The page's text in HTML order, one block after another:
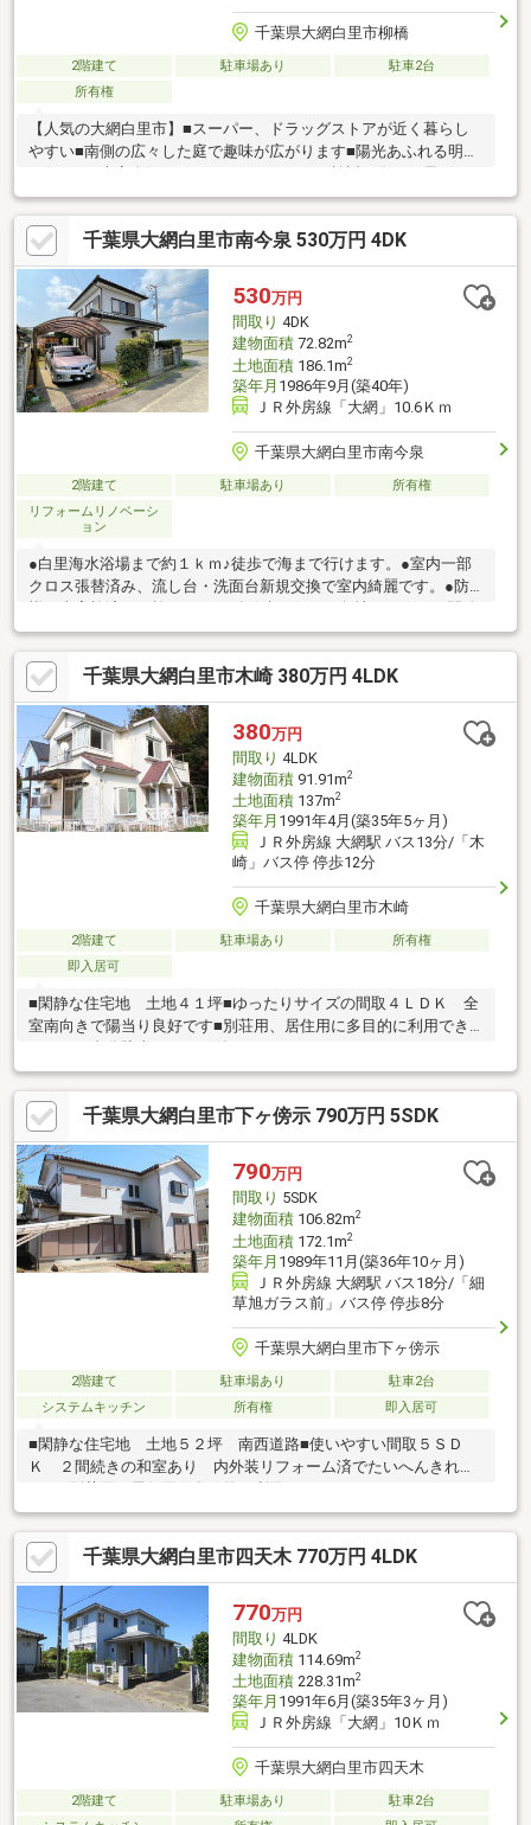
千葉県大網白里市柳橋
2階建て 駐車場あり
駐車2台
所有権
【人気の大網白里市】■スーパー、ドラッグストアが近く暮らし
やすい■南側の広々した庭で趣味が広がります■陽光あふれる明る
い住まい■大変人気のあるエリアのため、ご検討の際はお早めが
おすすめです
千葉県大網白里市南今泉 530万円 4DK
530万円
間取り 4DK
建物面積72.82m2
土地面積186.1m2
築年月 1986年9月(築40年)
ＪＲ外房線「大網」10.6Ｋｍ
千葉県大網白里市南今泉
2階建て 駐車場あり
所有権
リフォームリノベーシ
ョン
●白里海水浴場まで約１ｋｍ♪徒歩で海まで行けます。●室内一部
クロス張替済み、流し台・洗面台新規交換で室内綺麗です。●防
感があり、風通し・日当たりの良い住環境です。●自然豊かな住
環境で、週末をゆったり過ごす別荘としてはもちろん、 永住
の住まいとしてもおすすめの物件です。お気軽にお問い合わせく
ださい
千葉県大網白里市木崎 380万円 4LDK
380万円
間取り 4LDK
建物面積91.91m2
土地面積137m2
築年月 1991年4月(築35年5ヶ月)
ＪＲ外房線 大網駅 バス13分/「木
崎」バス停 停歩12分
千葉県大網白里市木崎
2階建て 駐車場あり
所有権
即入居可
■閑静な住宅地 土地４１坪■ゆったりサイズの間取４ＬＤＫ 全
室南向きで陽当り良好です■別荘用、居住用に多目的に利用でき
千葉県大網白里市下ヶ傍示 790万円 5SDK
790万円
間取り 5SDK
建物面積106.82m2
土地面積172.1m2
築年月 1989年11月(築36年10ヶ月)
ＪＲ外房線 大網駅 バス18分/「細
草旭ガラス前」バス停 停歩8分
千葉県大網白里市下ヶ傍示
2階建て 駐車場あり
駐車2台
システムキッチン
所有権 即入居可
■閑静な住宅地 土地５２坪 南西道路■使いやすい間取５ＳＤ
Ｋ ２間続きの和室あり 内外装リフォーム済でたいへんきれい
千葉県大網白里市四天木 770万円 4LDK
770万円
間取り 4LDK
建物面積114.69m2
土地面積228.31m2
築年月 1991年6月(築35年3ヶ月)
ＪＲ外房線「大網」10Ｋｍ
千葉県大網白里市四天木
2階建て 駐車場あり
駐車2台